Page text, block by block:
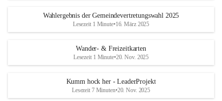
Wahlergebnis der Gemeindevertretungswahl 2025
Lesezeit 1 Minute•16. März 2025
Wander- & Freizeitkarten
Lesezeit 1 Minute•20. Nov. 2025
Kumm hock her - LeaderProjekt
Lesezeit 7 Minuten•20. Nov. 2025